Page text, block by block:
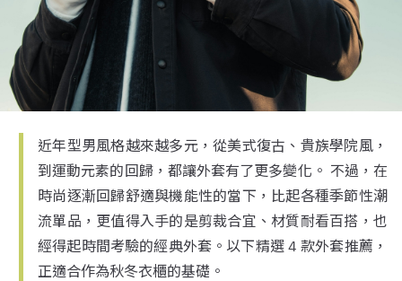
近年型男風格越來越多元，從美式復古、貴族學院風，
到運動元素的回歸，都讓外套有了更多變化。 不過，在
時尚逐漸回歸舒適與機能性的當下，比起各種季節性潮
流單品，更值得入手的是剪裁合宜、材質耐看百搭，也
經得起時間考驗的經典外套。以下精選 4 款外套推薦，
正適合作為秋冬衣櫃的基礎。